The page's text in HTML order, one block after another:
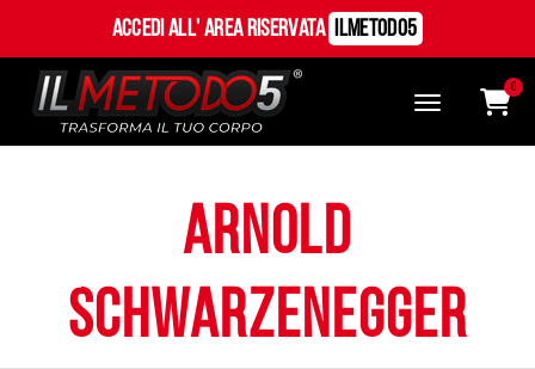
Accedi all' Area Riservata ILMetodo5
0
arnold
schwarzenegger